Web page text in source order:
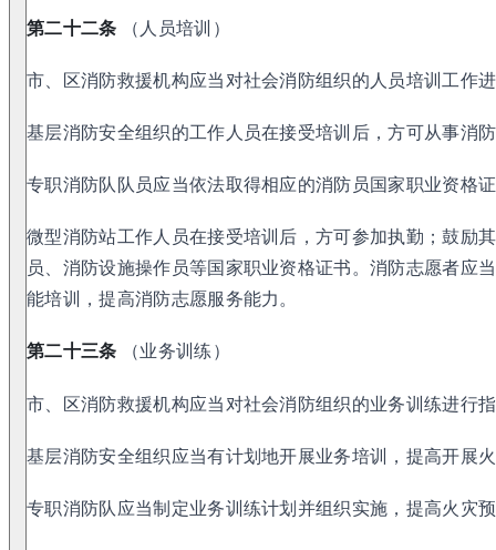
第二十二条 （人员培训）
市、区消防救援机构应当对社会消防组织的人员培训工作
基层消防安全组织的工作人员在接受培训后，方可从事消
专职消防队队员应当依法取得相应的消防员国家职业资格
微型消防站工作人员在接受培训后，方可参加执勤；鼓励
员、消防设施操作员等国家职业资格证书。消防志愿者应
能培训，提高消防志愿服务能力。
第二十三条 （业务训练）
市、区消防救援机构应当对社会消防组织的业务训练进行
基层消防安全组织应当有计划地开展业务培训，提高开展
专职消防队应当制定业务训练计划并组织实施，提高火灾